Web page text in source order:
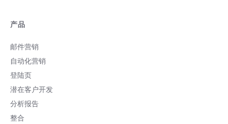
产品
邮件营销
自动化营销
登陆页
潜在客户开发
分析报告
整合